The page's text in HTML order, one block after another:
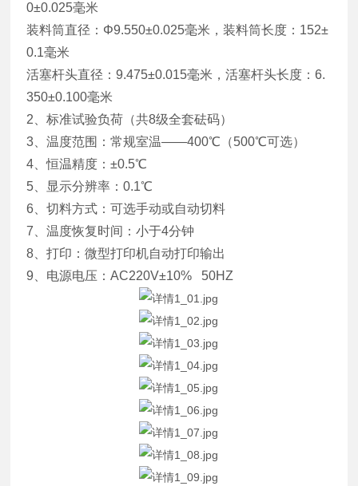
0±0.025毫米
装料筒直径：Φ9.550±0.025毫米，装料筒长度：152±
0.1毫米
活塞杆头直径：9.475±0.015毫米，活塞杆头长度：6.
350±0.100毫米
2、标准试验负荷（共8级全套砝码）
3、温度范围：常规室温——400℃（500℃可选）
4、恒温精度：±0.5℃
5、显示分辨率：0.1℃
6、切料方式：可选手动或自动切料
7、温度恢复时间：小于4分钟
8、打印：微型打印机自动打印输出
9、电源电压：AC220V±10% 50HZ